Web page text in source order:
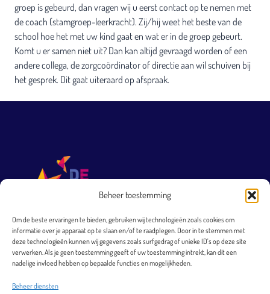
Beheer toestemming
Om de beste ervaringen te bieden, gebruiken wij technologieën zoals cookies om
informatie over je apparaat op te slaan en/of te raadplegen. Door in te stemmen met
deze technologieën kunnen wij gegevens zoals surfgedrag of unieke ID's op deze site
verwerken. Als je geen toestemming geeft of uw toestemming intrekt, kan dit een
nadelige invloed hebben op bepaalde functies en mogelijkheden.
Beheer diensten
groep is gebeurd, dan vragen wij u eerst contact op te nemen met
de coach (stamgroep-leerkracht). Zij/hij weet het beste van de
school hoe het met uw kind gaat en wat er in de groep gebeurt.
Komt u er samen niet uit? Dan kan altijd gevraagd worden of een
andere collega, de zorgcoördinator of directie aan wil schuiven bij
het gesprek. Dit gaat uiteraard op afspraak.
T 0251 231 569
directie@arkheemskerk.nl